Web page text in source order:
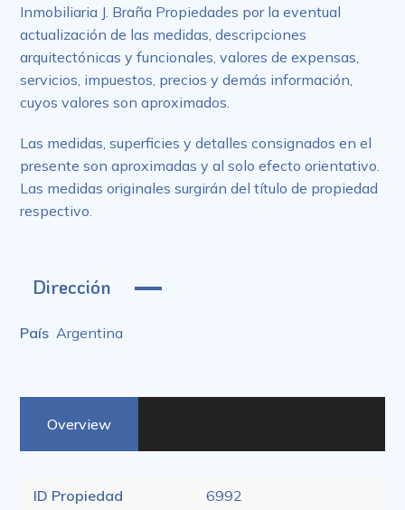
Inmobiliaria J. Braña Propiedades por la eventual
actualización de las medidas, descripciones
arquitectónicas y funcionales, valores de expensas,
servicios, impuestos, precios y demás información,
cuyos valores son aproximados.
Las medidas, superficies y detalles consignados en el
presente son aproximadas y al solo efecto orientativo.
Las medidas originales surgirán del título de propiedad
respectivo.
Dirección
País Argentina
Overview
ID Propiedad
6992